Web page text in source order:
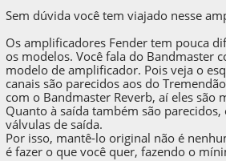
Sem dúvida você tem viajado nesse
Os amplificadores Fender tem pouca
os modelos. Você fala do Bandmaster
modelo de amplificador. Pois veja o
canais são parecidos aos do
com o Bandmaster Reverb, aí eles são
Quanto à saída também são
válvulas de saída.
Por isso, mantê-lo original não é
é fazer o que você quer, fazendo o